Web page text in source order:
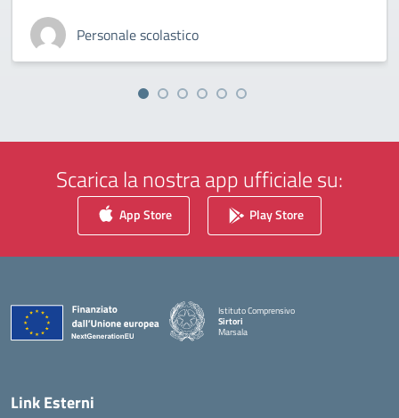
Personale scolastico
Scarica la nostra app ufficiale su:
App Store Play Store
Istituto Comprensivo
Sirtori
Marsala
Link Esterni